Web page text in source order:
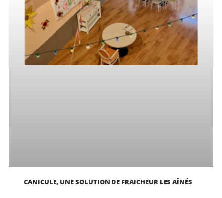
CANICULE, UNE SOLUTION DE FRAICHEUR LES AÎNÉS